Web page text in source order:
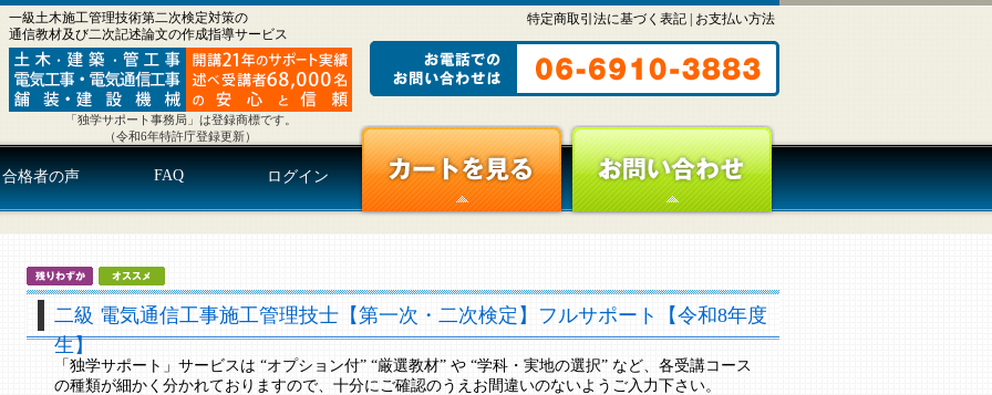
一級土木施工管理技術第二次検定対策の
通信教材及び二次記述論文の作成指導サービス
「独学サポート事務局」は登録商標です。
（令和6年特許庁登録更新）
特定商取引法に基づく表記 お支払い方法
合格者の声 FAQ ログイン
二級 電気通信工事施工管理技士【第一次・二次検定】フルサポート【令和8年度
生】
「独学サポート」サービスは “オプション付” “厳選教材” や “学科・実地の選択” など、各受講コース
の種類が細かく分かれておりますので、十分にご確認のうえお間違いのないようご入力下さい。